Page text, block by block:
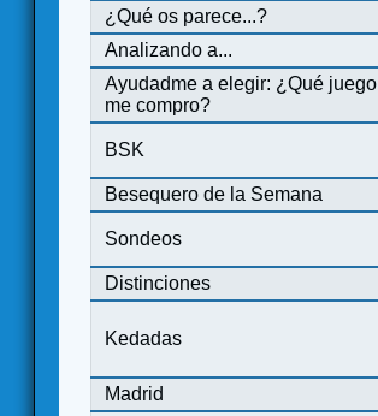
¿Qué os parece...?
Analizando a...
Ayudadme a elegir: ¿Qué juego
me compro?
BSK
Besequero de la Semana
Sondeos
Distinciones
Kedadas
Madrid